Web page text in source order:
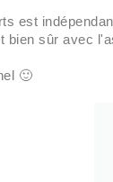
est
bien sûr avec
🙂